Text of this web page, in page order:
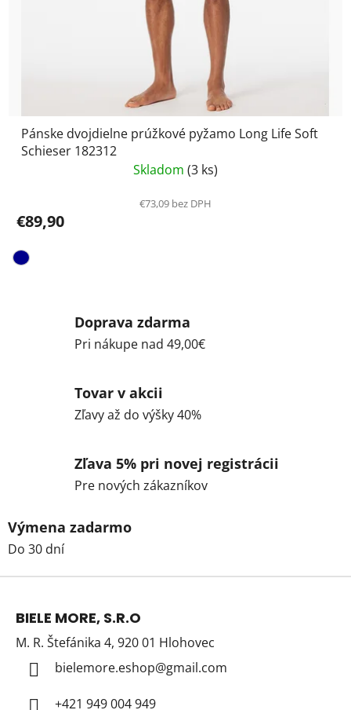
Pánske dvojdielne prúžkové pyžamo Long Life Soft
Schieser 182312
Skladom (3 ks)
€73,09 bez DPH
€89,90
Doprava zdarma
Pri nákupe nad 49,00€
Tovar v akcii
Zľavy až do výšky 40%
Zľava 5% pri novej registrácii
Pre nových zákazníkov
Výmena zadarmo
Do 30 dní
Z
BIELE MORE, S.R.O
M. R. Štefánika 4, 920 01 Hlohovec
bielemore.eshop@gmail.com
+421 949 004 949